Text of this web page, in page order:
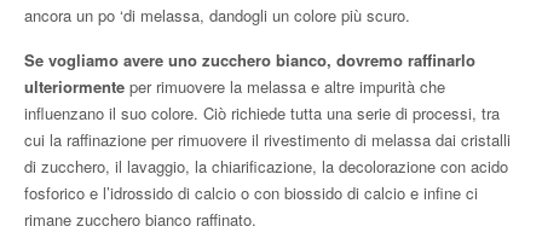
ancora un po ‘di melassa, dandogli un colore più scuro.
Se vogliamo avere uno zucchero bianco, dovremo raffinarlo
ulteriormente per rimuovere la melassa e altre impurità che
influenzano il suo colore. Ciò richiede tutta una serie di processi, tra
cui la raffinazione per rimuovere il rivestimento di melassa dai cristalli
di zucchero, il lavaggio, la chiarificazione, la decolorazione con acido
fosforico e l’idrossido di calcio o con biossido di calcio e infine ci
rimane zucchero bianco raffinato.